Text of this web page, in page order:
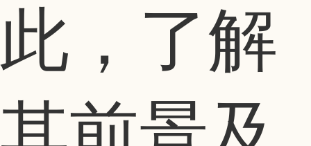
此，了解